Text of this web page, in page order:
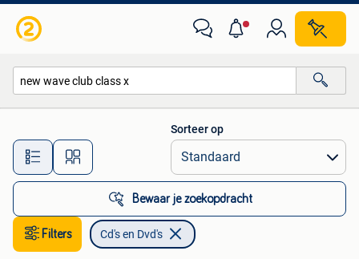
Alle afstanden…
Sorteer op
Bewaar je zoekopdracht
Filters Cd's en Dvd's